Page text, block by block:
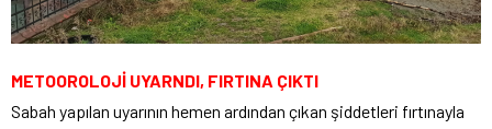
METOOROLOJİ UYARNDI, FIRTINA ÇIKTI
Sabah yapılan uyarının hemen ardından çıkan şiddetleri fırtınayla